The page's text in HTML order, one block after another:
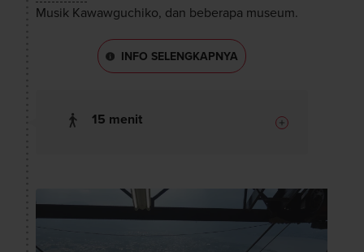
Musik Kawawguchiko, dan beberapa museum.
INFO SELENGKAPNYA
15 menit